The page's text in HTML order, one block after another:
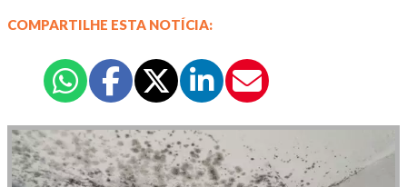
COMPARTILHE ESTA NOTÍCIA: